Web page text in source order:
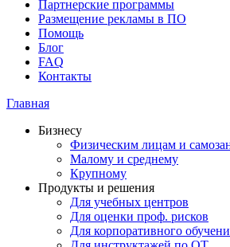
Партнерские программы
Размещение рекламы в ПО
Помощь
Блог
FAQ
Контакты
Главная
Бизнесу
Физическим лицам и
Малому и среднему
Крупному
Продукты и решения
Для учебных центров
Для оценки проф. рисков
Для корпоративного